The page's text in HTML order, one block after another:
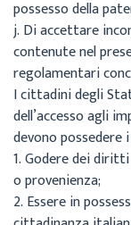
possesso della
j. Di accettare
contenute nel
regolamentari
I cittadini degli
dell’accesso agli
devono
1.Godere dei
o provenienza;
2. Essere in